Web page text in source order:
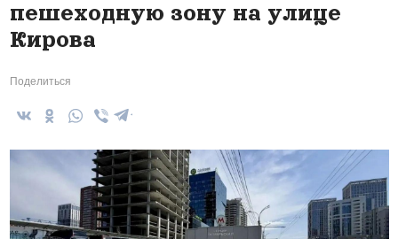
пешеходную зону на улице
Кирова
Поделиться